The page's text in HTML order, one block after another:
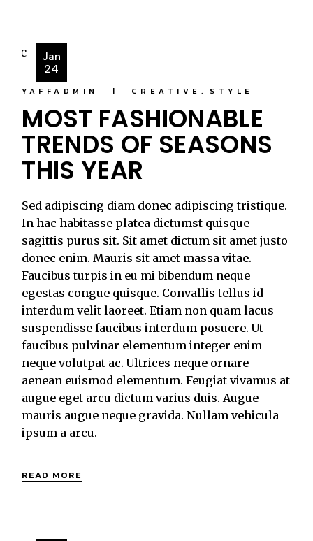
Jan
24
YAFFADMIN CREATIVE STYLE
MOST FASHIONABLE
TRENDS OF SEASONS
THIS YEAR
Sed adipiscing diam donec adipiscing tristique.
In hac habitasse platea dictumst quisque
sagittis purus sit. Sit amet dictum sit amet justo
donec enim. Mauris sit amet massa vitae.
Faucibus turpis in eu mi bibendum neque
egestas congue quisque. Convallis tellus id
interdum velit laoreet. Etiam non quam lacus
suspendisse faucibus interdum posuere. Ut
faucibus pulvinar elementum integer enim
neque volutpat ac. Ultrices neque ornare
aenean euismod elementum. Feugiat vivamus at
augue eget arcu dictum varius duis. Augue
mauris augue neque gravida. Nullam vehicula
ipsum a arcu.
READ MORE